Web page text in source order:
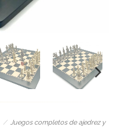
/ Juegos completos de ajedrez y